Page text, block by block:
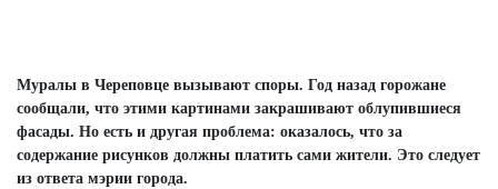
Муралы в Череповце вызывают споры. Год назад горожане
сообщали, что этими картинами закрашивают облупившиеся
фасады. Но есть и другая проблема: оказалось, что за
содержание рисунков должны платить сами жители. Это следует
из ответа мэрии города.